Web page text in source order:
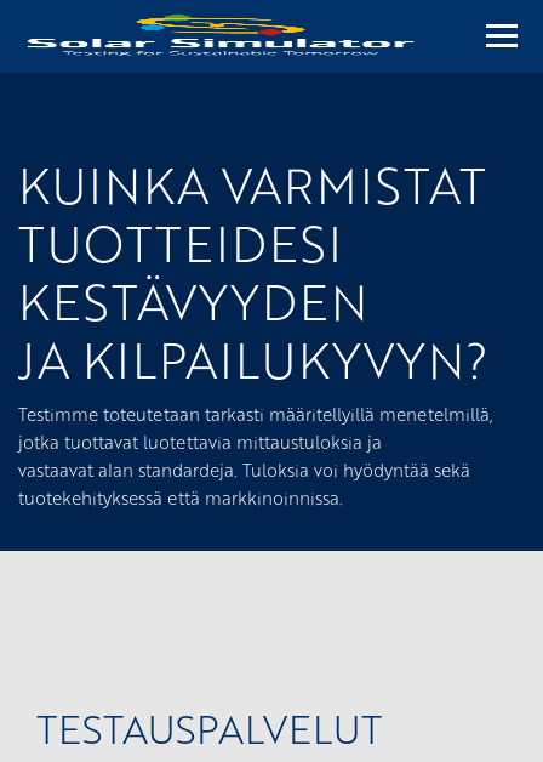
KUINKA VARMISTAT
TUOTTEIDESI
KESTÄVYYDEN
JA KILPAILUKYVYN?
Testimme toteutetaan tarkasti määritellyillä menetelmillä,
jotka tuottavat luotettavia mittaustuloksia ja
vastaavat alan standardeja. Tuloksia voi hyödyntää sekä
tuotekehityksessä että markkinoinnissa.
TESTAUSPALVELUT